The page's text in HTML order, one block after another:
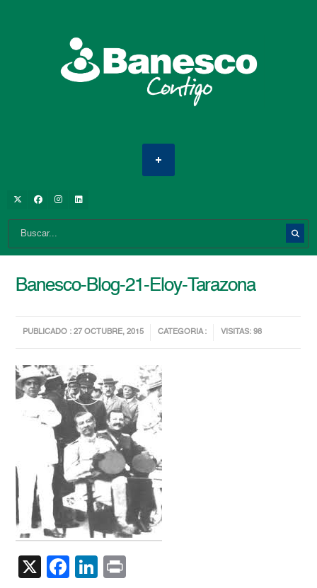
Banesco-Blog-21-Eloy-Tarazona
PUBLICADO : 27 OCTUBRE, 2015 CATEGORIA : VISITAS: 98
X Facebook
LinkedIn